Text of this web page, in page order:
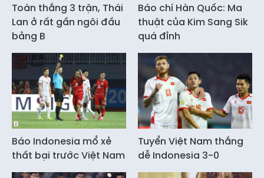
Toàn thắng 3 trận, Thái
Lan ở rất gần ngôi đầu
bảng B
Báo chí Hàn Quốc: Ma
thuật của Kim Sang Sik
quá đỉnh
Báo Indonesia mổ xẻ
thất bại trước Việt Nam
Tuyển Việt Nam thắng
dễ Indonesia 3-0